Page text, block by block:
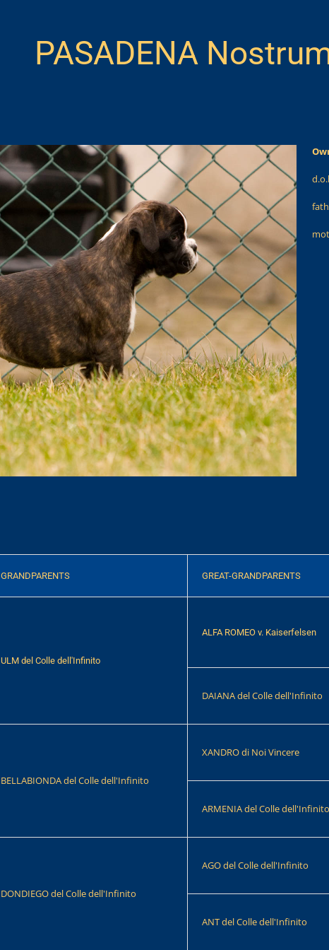
PASADENA
GRANDPARENTS GREAT-GRANDPARENTS
ULM del Colle dell'Infinito
ALFA ROMEO v. Kaiserfelsen
DAIANA del Colle dell'Infinito
BELLABIONDA del Colle dell'Infinito
XANDRO di Noi Vincere
ARMENIA del Colle dell'Infinito
DONDIEGO del Colle dell'Infinito
AGO del Colle dell'Infinito
ANT del Colle dell'Infinito